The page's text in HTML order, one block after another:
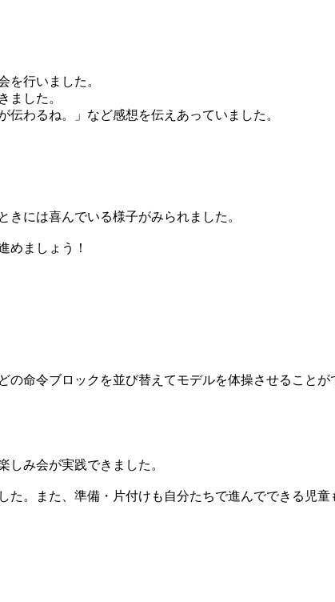
を行いました。
ました。
わるね。」など感想を伝えあっていました。
には喜んでいる様子がみられました。
めましょう！
命令ブロックを並び替えてモデルを体操させることが
み会が実践できました。
。また、準備・片付けも自分たちで進んでできる児